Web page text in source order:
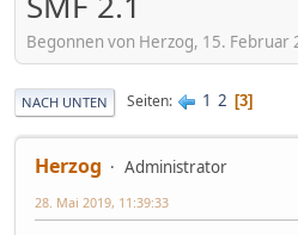
Begonnen von Herzog, 15. Februar
NACH UNTEN Seiten 1 2 3
Herzog
Administrator
28. Mai 2019, 11:39:33